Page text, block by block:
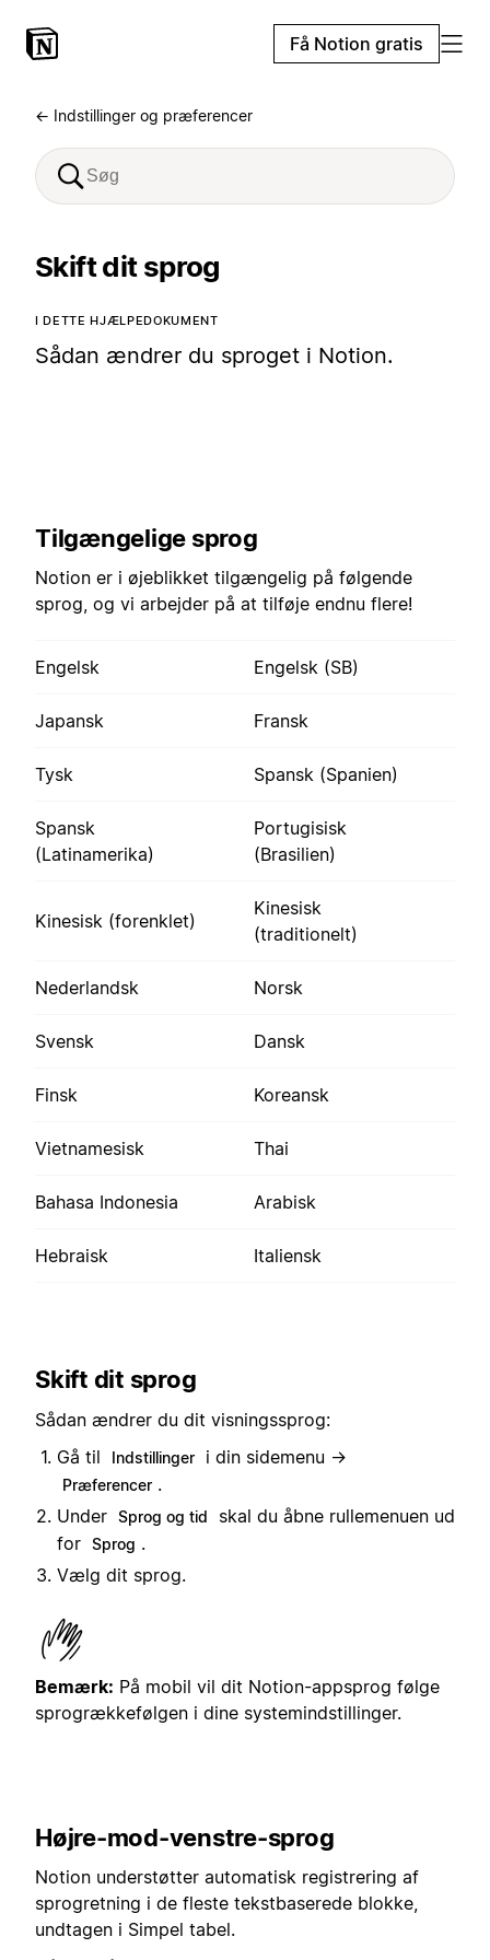
Få Notion gratis
← Indstillinger og præferencer
Skift dit sprog
I DETTE HJÆLPEDOKUMENT
Sådan ændrer du sproget i Notion.
Tilgængelige sprog
Notion er i øjeblikket tilgængelig på følgende
sprog, og vi arbejder på at tilføje endnu flere!
Engelsk Engelsk (SB)
Japansk Fransk
Tysk Spansk (Spanien)
Spansk
(Latinamerika)
Portugisisk
(Brasilien)
Kinesisk (forenklet)
Kinesisk
(traditionelt)
Nederlandsk Norsk
Svensk Dansk
Finsk Koreansk
Vietnamesisk Thai
Bahasa Indonesia Arabisk
Hebraisk Italiensk
Skift dit sprog
Sådan ændrer du dit visningssprog:
Gå til
Indstillinger i din sidemenu →
Præferencer .
Under Sprog og tid
skal du åbne rullemenuen ud
for Sprog .
Vælg dit sprog.
Bemærk: På mobil vil dit Notion-appsprog følge
sprogrækkefølgen i dine systemindstillinger.
Højre-mod-venstre-sprog
Notion understøtter automatisk registrering af
sprogretning i de fleste tekstbaserede blokke,
undtagen i Simpel tabel.